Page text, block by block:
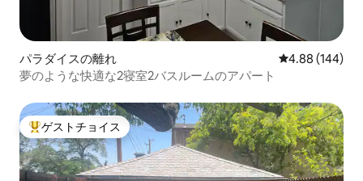
パラダイスの離れ レビュー144
4.88 (144)
夢のような快適な2寝室2バスルームのアパート
大好評のゲストチョイスです。
ゲストチョイス